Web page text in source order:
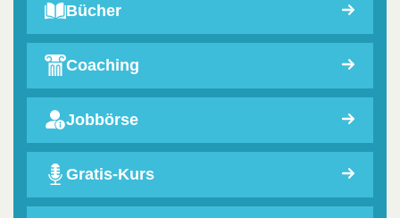
Bücher
Coaching
Jobbörse
Gratis-Kurs